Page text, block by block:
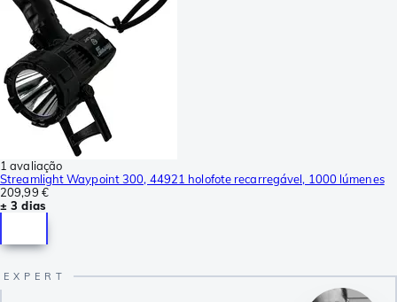
1 avaliação
Streamlight Waypoint 300, 44921 holofote recarregável, 1000 lúmenes
209,99 €
± 3 dias